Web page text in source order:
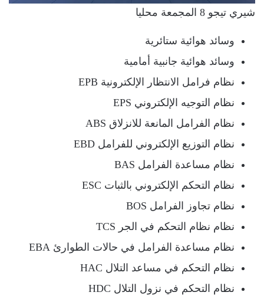
شيري تيجو 8 المجمعة محليا
وسائد هوائية ستائرية
وسائد هوائية جانبية أمامية
نظام فرامل الانتظار الإلكترونية EPB
نظام التوجيه الإلكتروني EPS
نظام الفرامل المانعة للانزلاق ABS
نظام التوزيع الإلكتروني للفرامل EBD
نظام مساعدة الفرامل BAS
نظام التحكم الإلكتروني بالثبات ESC
نظام تجاوز الفرامل BOS
نظام نظام التحكم في الجر TCS
نظام مساعدة الفرامل في حالات الطوارئ EBA
نظام التحكم في مساعد التلال HAC
نظام التحكم في نزول التلال HDC